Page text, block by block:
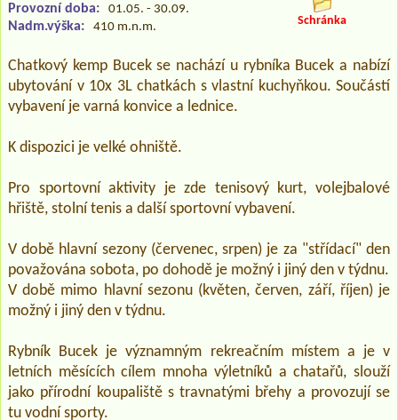
Provozní doba: 01.05. - 30.09.
Nadm.výška: 410 m.n.m. Schránka
Chatkový kemp Bucek se nachází u rybníka Bucek a nabízí
ubytování v 10x 3L chatkách s vlastní kuchyňkou. Součástí
vybavení je varná konvice a lednice.
K dispozici je velké ohniště.
Pro sportovní aktivity je zde tenisový kurt, volejbalové
hřiště, stolní tenis a další sportovní vybavení.
V době hlavní sezony (červenec, srpen) je za "střídací" den
považována sobota, po dohodě je možný i jiný den v týdnu.
V době mimo hlavní sezonu (květen, červen, září, říjen) je
možný i jiný den v týdnu.
Rybník Bucek je významným rekreačním místem a je v
letních měsících cílem mnoha výletníků a chatařů, slouží
jako přírodní koupaliště s travnatými břehy a provozují se
tu vodní sporty.